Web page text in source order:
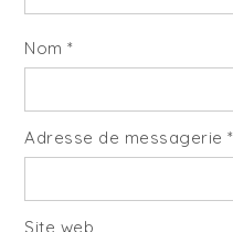
Nom*
Adresse de messagerie*
Site web